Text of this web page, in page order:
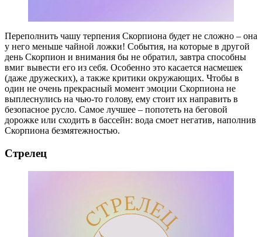
Переполнить чашу терпения Скорпиона будет не сложно – она
у него меньше чайной ложки! События, на которые в другой
день Скорпион и внимания бы не обратил, завтра способны
вмиг вывести его из себя. Особенно это касается насмешек
(даже дружеских), а также критики окружающих. Чтобы в
один не очень прекрасный момент эмоции Скорпиона не
выплеснулись на чью-то голову, ему стоит их направить в
безопасное русло. Самое лучшее – попотеть на беговой
дорожке или сходить в бассейн: вода смоет негатив, наполнив
Скорпиона безмятежностью.
Стрелец